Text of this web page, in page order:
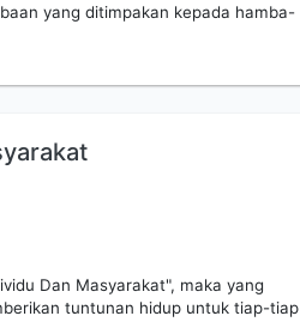
yang ditimpakan kepada hamba-
Dan Masyarakat", maka yang
tuntunan hidup untuk tiap-tiap